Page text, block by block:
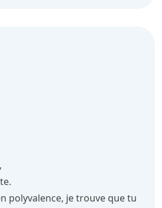
polyvalence, je trouve que tu